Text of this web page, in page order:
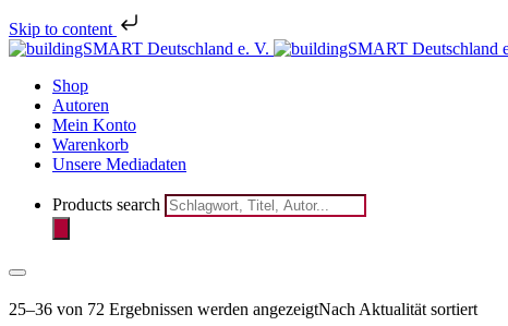
Skip to content
Shop
Autoren
Mein Konto
Warenkorb
Unsere Mediadaten
Products search
25–36 von 72 Ergebnissen werden angezeigtNach Aktualität sortiert
Melden Sie